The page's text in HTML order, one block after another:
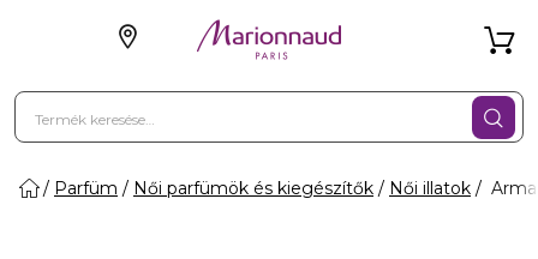
Parfüm Női parfümök és kiegészítők Női illatok